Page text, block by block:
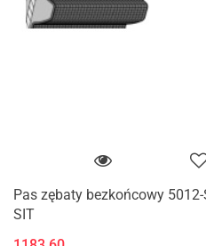
Pas zębaty bezkońcowy
SIT